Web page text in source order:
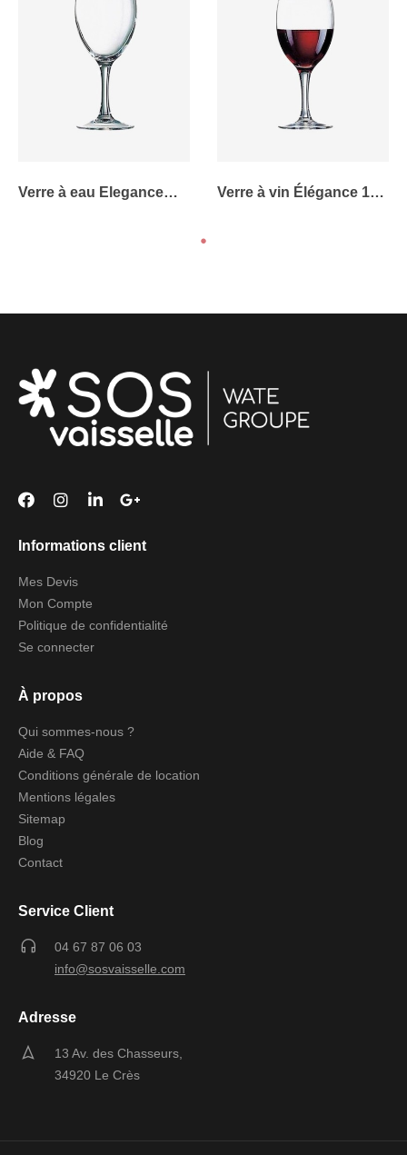
Verre à eau Elegance
Verre à vin Élégance 19
Informations client
Mes Devis
Mon Compte
Politique de confidentialité
Se connecter
À propos
Qui sommes-nous ?
Aide & FAQ
Conditions générale de location
Mentions légales
Sitemap
Blog
Contact
Service Client
04 67 87 06 03
info@sosvaisselle.com
Adresse
13 Av. des Chasseurs,
34920 Le Crès